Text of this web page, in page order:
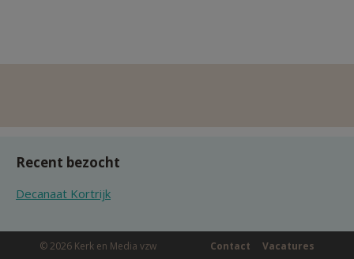
Recent bezocht
Decanaat Kortrijk
© 2026 Kerk en Media vzw Vacatures
Contact